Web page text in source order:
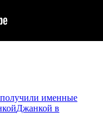
именные
Джанкой в